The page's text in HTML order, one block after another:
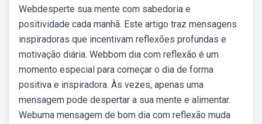
Webdesperte sua mente com sabedoria e
positividade cada manhã. Este artigo traz mensagens
inspiradoras que incentivam reflexões profundas e
motivação diária. Webbom dia com reflexão é um
momento especial para começar o dia de forma
positiva e inspiradora. Às vezes, apenas uma
mensagem pode despertar a sua mente e alimentar.
Webuma mensagem de bom dia com reflexão muda